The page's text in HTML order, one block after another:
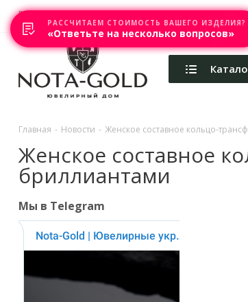
Главная Акции Каталоги Изготовление
Главная - Новости - Женское составное кольцо-
Женское составное
бриллиантами
Мы в Telegram
РАССЧИТАЕМ СТОИМОСТЬ ВАШЕГО ИЗДЕЛИЯ?
«Ответьте на несколько вопросов»